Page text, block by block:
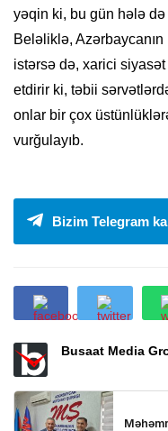
yəqin ki, bu gün hələ də
Beləliklə,
istərsə də, xarici
etdirir ki, təbii
onlar bir çox
vurğulayıb.
Bizim Telegram
Busaat Media